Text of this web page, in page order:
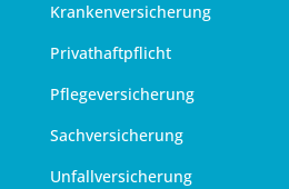
Krankenversicherung
Privathaftpflicht
Pflegeversicherung
Sachversicherung
Unfallversicherung